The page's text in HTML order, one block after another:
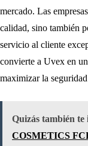
mercado. Las
calidad, sino también
servicio al cliente
convierte a Uvex en
maximizar la
Quizás también te
COSMETICS